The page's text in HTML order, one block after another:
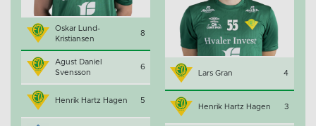
Oskar Lund-
Kristiansen
8
Agust Daniel
Svensson
6
Henrik Hartz Hagen 5
Lars Gran 4
Henrik Hartz Hagen 3